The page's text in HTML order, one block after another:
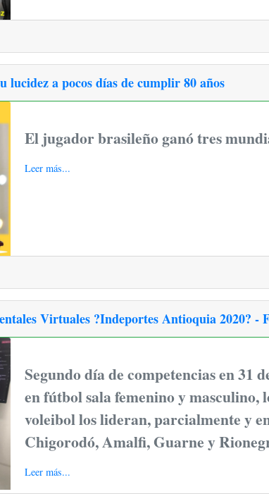
lucidez a pocos días de cumplir 80 años
El jugador brasileño ganó tres
Leer más...
Virtuales ?Indeportes Antioquia 2020? -
Segundo día de competencias en 31
en fútbol sala femenino y masculino,
voleibol los lideran, parcialmente y
Chigorodó, Amalfi, Guarne y
Leer más...